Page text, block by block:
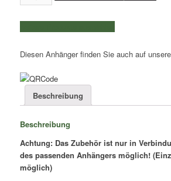
Gestell
für
Eduard
/
Breite
Menge
Diesen Anhänger finden Sie auch auf
Beschreibung
Beschreibung
Achtung: Das Zubehör ist nur in
des passenden Anhängers möglich!
möglich)